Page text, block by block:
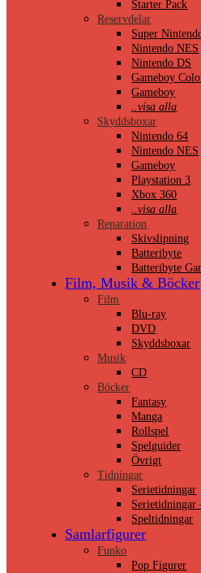
Starter Pack
Reservdelar
Super
Nintendo NES
Nintendo DS
Gameboy
Gameboy
..visa alla
Skyddsboxar
Nintendo 64
Nintendo NES
Gameboy
Playstation 3
Xbox 360
..visa alla
Reparation
Skivslipning
Batteribyte
Batteribyte
Film, Musik & Böcker
Film
Blu-ray
DVD
Skyddsboxar
Musik
CD
Böcker
Fantasy
Manga
Rollspel
Spelguider
Övrigt
Tidningar
Serietidningar
Serietidningar
Speltidningar
Samlarfigurer
Funko
Pop Figurer